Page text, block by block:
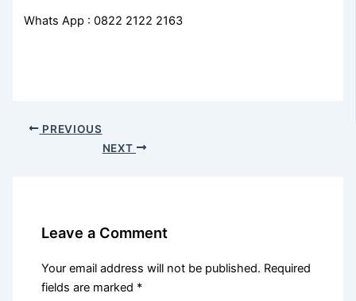
Whats App : 0822 2122 2163
PREVIOUS
NEXT
Leave a Comment
Your email address will not be published. Required
fields are marked *